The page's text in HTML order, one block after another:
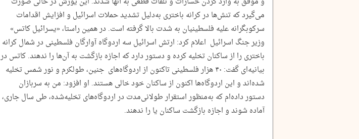
می‌گیرد که تنش‌ها در کرانه باختری به‌دلیل تشدید حملات اسرائیل و افزایش اقدامات
سرکوبگرانه علیه فلسطینیان به شدت بالا گرفته است. در همین راستا، «یسرائیل کاتس»
وزیر جنگ اسرائیل اعلام کرد: ارتش اسرائیل سه اردوگاه آوارگان فلسطینی در شمال کرانه
باختری را از ساکنان تخلیه کرده و دستور دارد که اجازه بازگشت به آن‌ها را ندهند. کاتس در
بیانیه‌ای گفت: ۴۰ هزار فلسطینی تاکنون از اردوگاه‌های جنین، طولکرم و نور شمس تخلیه
شده‌اند و این اردوگاه‌ها اکنون از ساکنان خود خالی‌ هستند. او افزود: من به سربازان
دستور داده‌ام که به‌منظور استقرار طولانی‌مدت در اردوگاه‌های تخلیه‌شده، طی سال جاری،
آماده شوند و اجازه بازگشت ساکنان یا را ندهند.